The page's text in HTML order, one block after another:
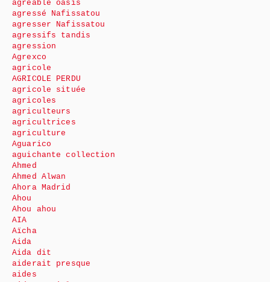
agréable oasis
agressé Nafissatou
agresser Nafissatou
agressifs tandis
agression
Agrexco
agricole
AGRICOLE PERDU
agricole située
agricoles
agriculteurs
agricultrices
agriculture
Aguarico
aguichante collection
Ahmed
Ahmed Alwan
Ahora Madrid
Ahou
Ahou ahou
AIA
Aïcha
Aida
Aida dit
aiderait presque
aides